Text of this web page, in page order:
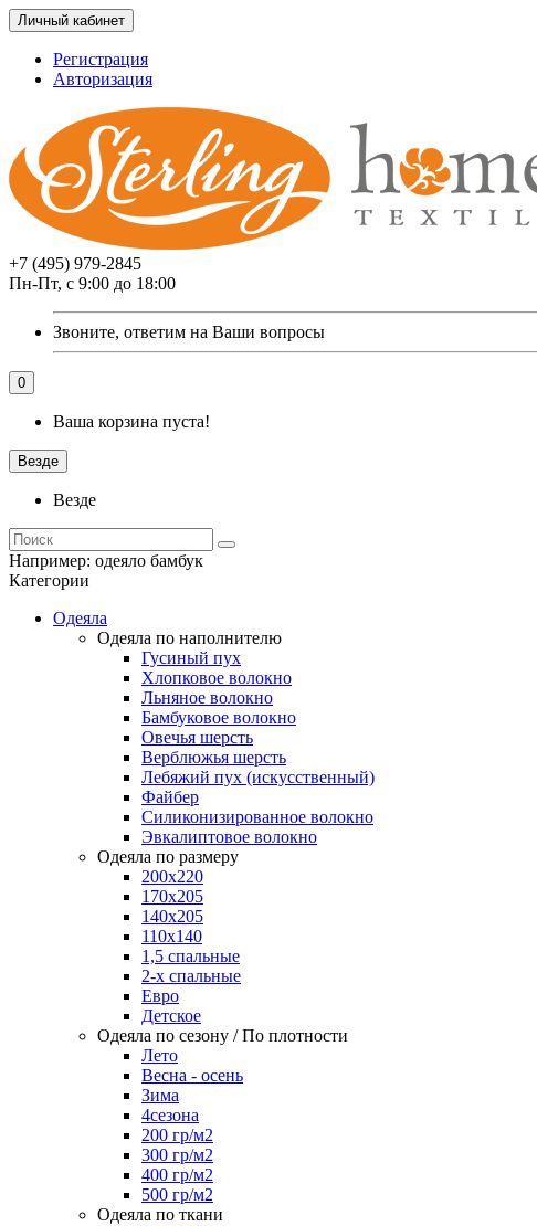
Личный кабинет
Регистрация
Авторизация
+7 (495) 979-2845
Пн-Пт, с 9:00 до 18:00
Звоните, ответим на Ваши вопросы
0
Ваша корзина пуста!
Везде
Везде
Например: одеяло бамбук
Категории
Одеяла
Одеяла по наполнителю
Гусиный пух
Хлопковое волокно
Льняное волокно
Бамбуковое волокно
Овечья шерсть
Верблюжья шерсть
Лебяжий пух (искусственный)
Файбер
Силиконизированное волокно
Эвкалиптовое волокно
Одеяла по размеру
200x220
170x205
140x205
110x140
1,5 спальные
2-х спальные
Евро
Детское
Одеяла по сезону / По плотности
Лето
Весна - осень
Зима
4сезона
200 гр/м2
300 гр/м2
400 гр/м2
500 гр/м2
Одеяла по ткани